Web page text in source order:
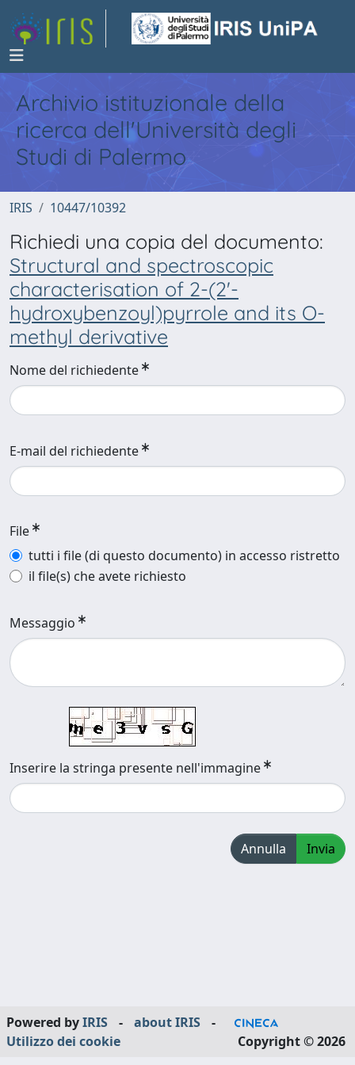
Archivio istituzionale della
ricerca dell'Università degli
Studi di Palermo
IRIS 10447/10392
Richiedi una copia del documento:
Structural and spectroscopic
characterisation of 2-(2'-
hydroxybenzoyl)pyrrole and its O-
methyl derivative
Nome del richiedente
E-mail del richiedente
File
tutti i file (di questo documento) in accesso ristretto
il file(s) che avete richiesto
Messaggio
Inserire la stringa presente nell'immagine
Annulla Invia
Powered byIRIS - about IRIS
-
Utilizzo dei cookie
Copyright © 2026